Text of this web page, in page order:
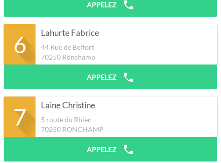
APPELEZ
6 Lahurte Fabrice
44 Rue de Belfort
70250 Ronchamp
APPELEZ
7 Laine Christine
5 route du Rhien
70250 RONCHAMP
APPELEZ